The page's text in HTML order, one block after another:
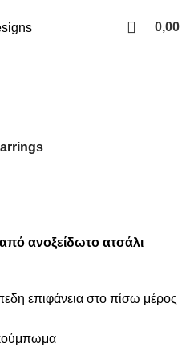
0,00
ανοξείδωτο ατσάλι
επιφάνεια στο πίσω μέρος